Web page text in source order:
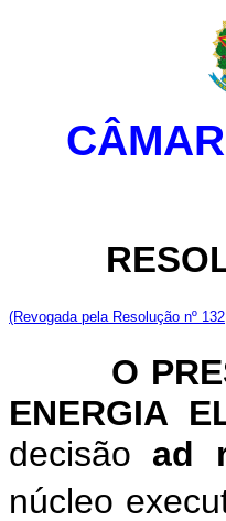
(Revogada pela Resolução nº 132
O
ENERGIA
decisão ad
núcleo